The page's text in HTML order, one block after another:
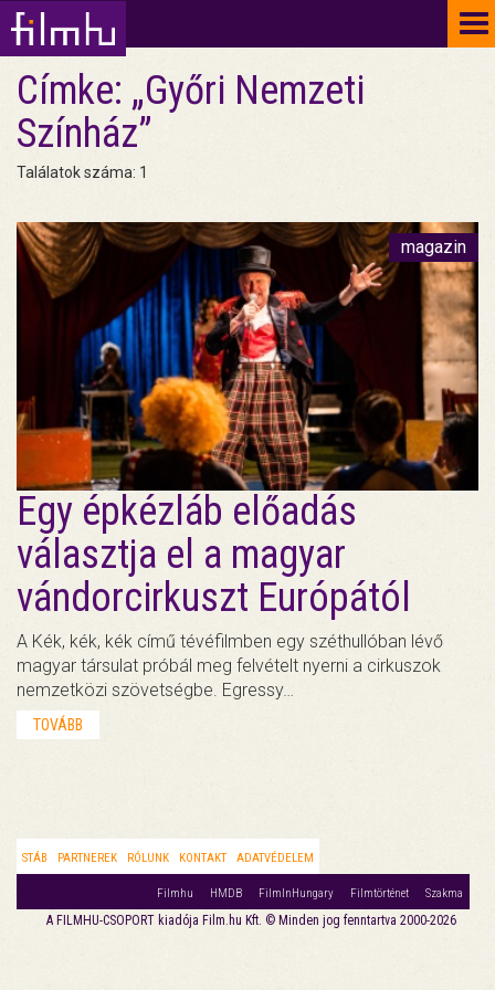
Címke: „Győri Nemzeti
Színház”
Találatok száma: 1
magazin
Egy épkézláb előadás
választja el a magyar
vándorcirkuszt Európától
A Kék, kék, kék című tévéfilmben egy széthullóban lévő
magyar társulat próbál meg felvételt nyerni a cirkuszok
nemzetközi szövetségbe. Egressy…
TOVÁBB
STÁB PARTNEREK RÓLUNK KONTAKT ADATVÉDELEM
Filmhu HMDB FilmInHungary Filmtörténet Szakma
A FILMHU-CSOPORT kiadója Film.hu Kft. © Minden jog fenntartva 2000-2026